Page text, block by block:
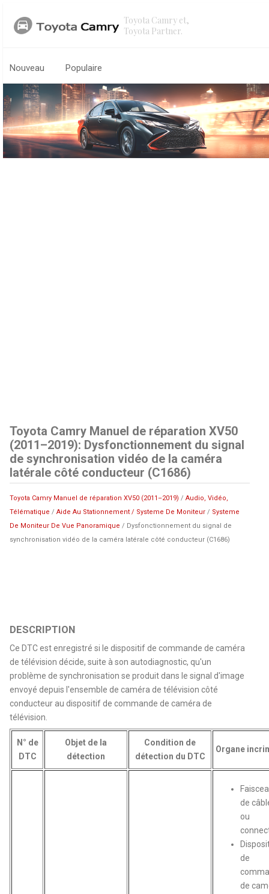
Toyota Camry et,
Toyota Partner.
Nouveau Populaire
Toyota Camry Manuel de réparation XV50
(2011–2019): Dysfonctionnement du signal
de synchronisation vidéo de la caméra
latérale côté conducteur (C1686)
Toyota Camry Manuel de réparation XV50 (2011–2019) /Audio, Vidéo,
Télématique /Aide Au Stationnement / Systeme De Moniteur / Systeme
De Moniteur De Vue Panoramique / Dysfonctionnement du signal de
synchronisation vidéo de la caméra latérale côté conducteur (C1686)
DESCRIPTION
Ce DTC est enregistré si le dispositif de commande de caméra
de télévision décide, suite à son autodiagnostic, qu'un
problème de synchronisation se produit dans le signal d'image
envoyé depuis l'ensemble de caméra de télévision côté
conducteur au dispositif de commande de caméra de
télévision.
N° de
DTC
Objet de la
détection
Condition de
détection du DTC
Organe
de
ou
de
de